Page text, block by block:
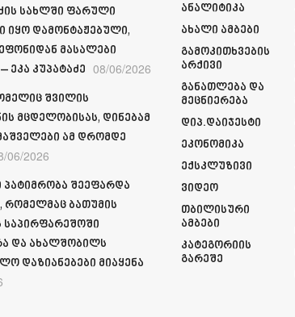
სახლში ფარული
იყო დამონტაჟებული,
მასალები
ეკა კუპატაძე 08/06/2026
შვილის
მცდელობისას, დინებამ
ამ დრომდე
06/2026
პატიმრობა შეეფარდა
რომელმაც ბათუმის
საპირფარეშოში
და ახალშობილს
დაზიანებები მიაყენა
Ანალიტიკა
Ახალი Ამბები
Გამოკითხვების
Არქივი
Განათლება Და
Მეცნიერება
Დიპ.დაიჯესტი
Ეკონომიკა
Ექსკლუზივი
Ვიდეო
Თბილისური
Ამბები
Კატეგორიის
Გარეშე